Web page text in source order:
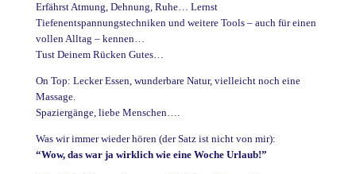
Erfährst Atmung, Dehnung, Ruhe… Lernst
Tiefenentspannungstechniken und weitere Tools – auch für einen
vollen Alltag – kennen…
Tust Deinem Rücken Gutes…
On Top: Lecker Essen, wunderbare Natur, vielleicht noch eine
Massage.
Spaziergänge, liebe Menschen….
Was wir immer wieder hören (der Satz ist nicht von mir):
“Wow, das war ja wirklich wie eine Woche Urlaub!”